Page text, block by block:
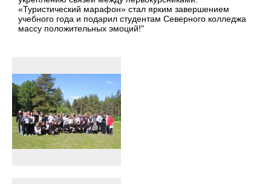
«Туристический марафон» стал ярким завершением
учебного года и подарил студентам Северного колледжа
массу положительных эмоций!"